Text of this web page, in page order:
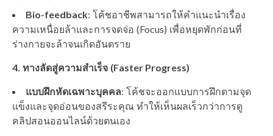
Bio-feedback: โค้ชอาชีพสามารถให้คำแนะนำเรื่อง
ความเหนื่อยล้าและการจดจ่อ (Focus) เพื่อหยุดพักก่อนที่
ร่างกายจะล้าจนเกิดอันตราย
4. ทางลัดสู่ความสำเร็จ (Faster Progress)
แบบฝึกหัดเฉพาะบุคคล: โค้ชจะออกแบบการฝึกตามจุด
แข็งและจุดอ่อนของสรีระคุณ ทำให้เห็นผลเร็วกว่าการดู
คลิปสอนออนไลน์ด้วยตนเอง